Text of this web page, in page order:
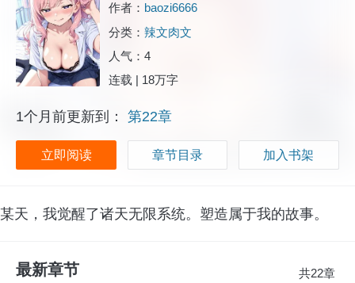
作者： baozi6666
分类： 辣文肉文
人气：4
连载 | 18万字
1个月前更新到：第22章
立即阅读 章节目录 加入书架
某天，我觉醒了诸天无限系统。塑造属于我的故事。
最新章节 共22章